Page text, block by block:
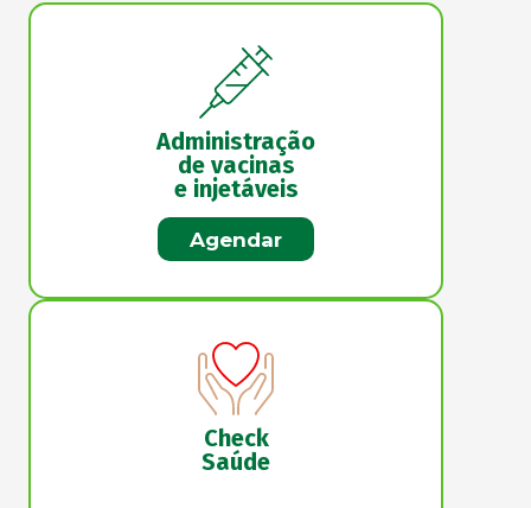
Administração
de vacinas
e injetáveis
Agendar
Check
Saúde